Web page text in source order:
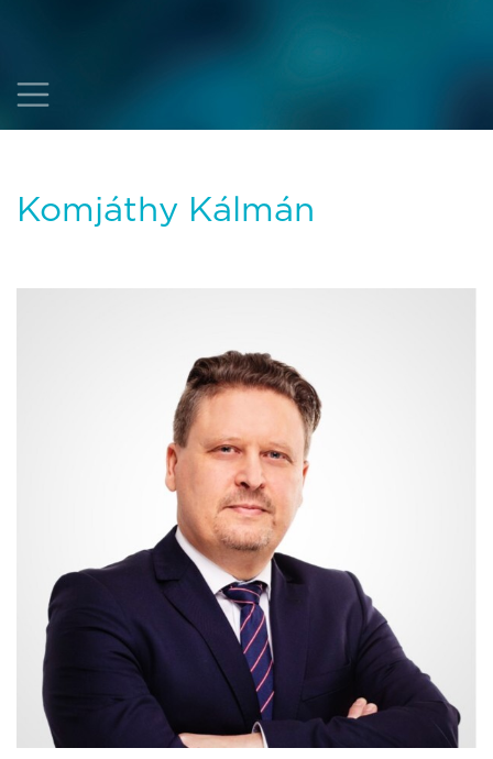
Komjáthy Kálmán